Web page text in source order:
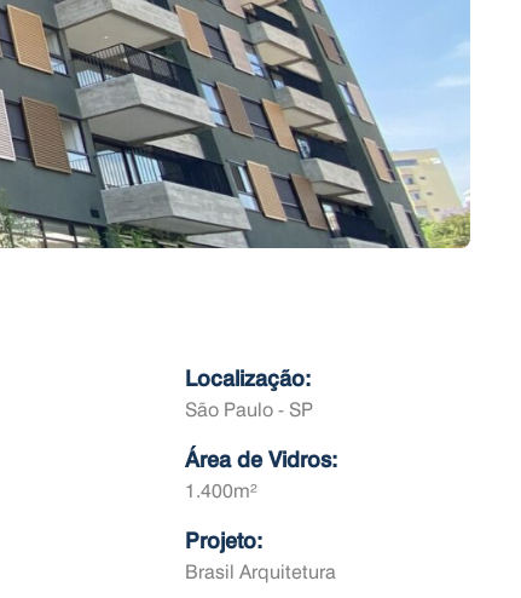
Localização:
São Paulo - SP
Área de Vidros:
1.400m²
Projeto:
Brasil Arquitetura